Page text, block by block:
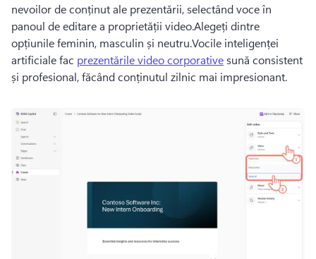
nevoilor de conținut ale prezentării, selectând voce în
panoul de editare a proprietății video.Alegeți dintre
opțiunile feminin, masculin și neutru.Vocile inteligenței
artificiale fac prezentările video corporative sună consistent
și profesional, făcând conținutul zilnic mai impresionant.